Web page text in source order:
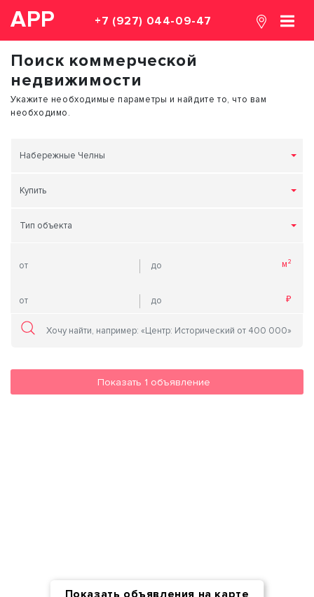
АРР +7 (927) 044-09-47
Поиск коммерческой
недвижимости
Укажите необходимые параметры и найдите то, что вам
необходимо.
Набережные Челны
Купить
Тип объекта
Показать 1 объявление
Показать объявления на карте